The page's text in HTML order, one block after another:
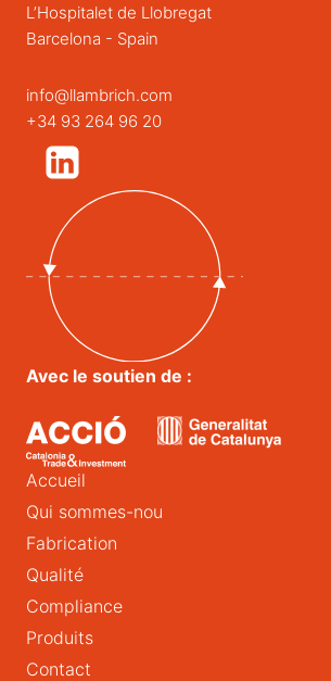
L’Hospitalet de Llobregat
Barcelona - Spain
info@llambrich.com
+34 93 264 96 20
Avec le soutien de :
Accueil
Qui sommes-nou
Fabrication
Qualité
Compliance
Produits
Contact